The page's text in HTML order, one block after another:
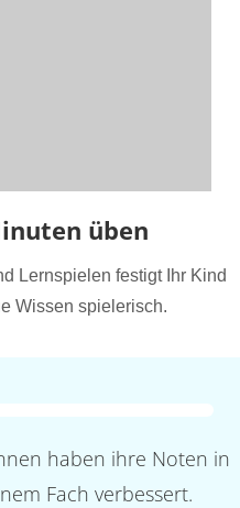
üben
Lernspielen festigt Ihr Kind
Wissen spielerisch.
haben ihre Noten in
Fach verbessert.